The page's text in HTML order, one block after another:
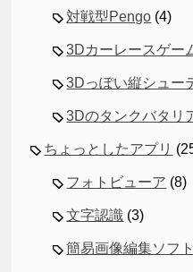
対戦型Pengo (4)
3Dカーレースゲー
3Dっぽい縦シュー
3Dのタンクバタリ
ちょっとしたアプリ
フォトビューア (8)
文字認識 (3)
簡易画像編集ソフト